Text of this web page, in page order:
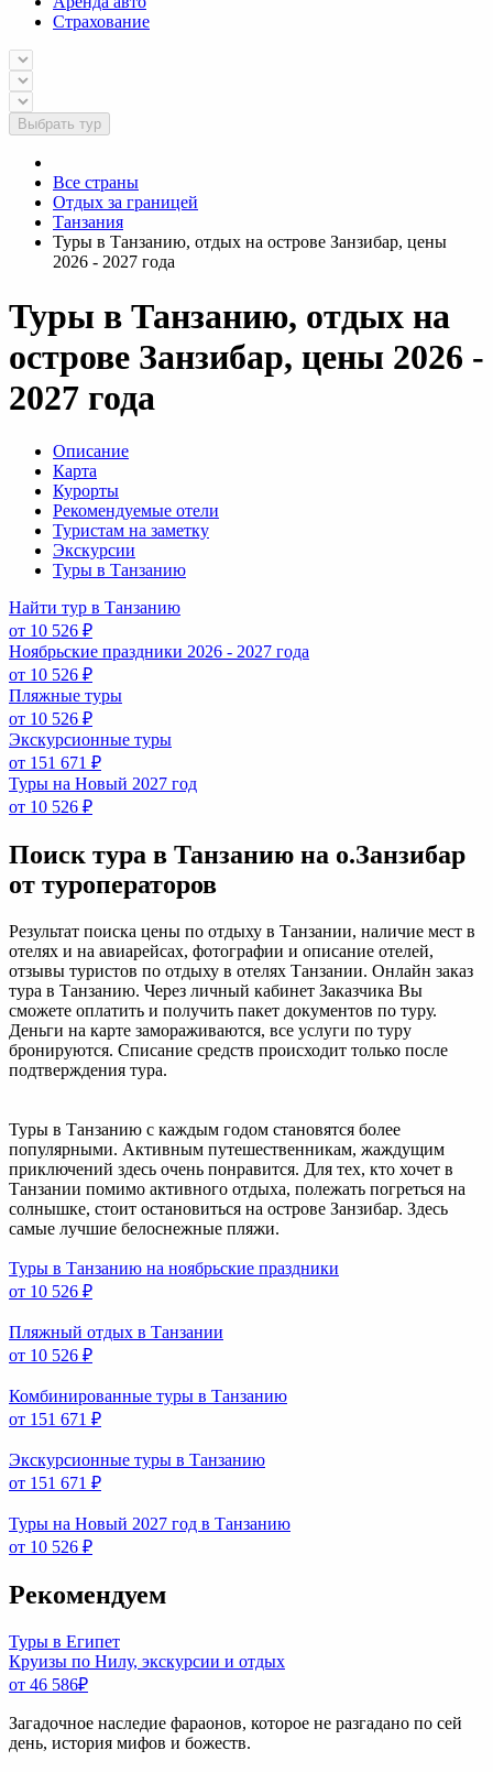
Страхование
Выбрать тур
Все страны
Отдых за границей
Танзания
Туры в Танзанию, отдых на острове Занзибар, цены
2026 - 2027 года
Туры в Танзанию, отдых на
острове Занзибар, цены 2026 -
2027 года
Описание
Карта
Курорты
Рекомендуемые отели
Туристам на заметку
Экскурсии
Туры в Танзанию
Найти тур в Танзанию
от 10 526 ₽
Ноябрьские праздники 2026 - 2027 года
от 10 526 ₽
Пляжные туры
от 10 526 ₽
Экскурсионные туры
от 151 671 ₽
Туры на Новый 2027 год
от 10 526 ₽
Поиск тура в Танзанию на о.Занзибар
от туроператоров
Результат поиска цены по отдыху в Танзании, наличие мест в
отелях и на авиарейсах, фотографии и описание отелей,
отзывы туристов по отдыху в отелях Танзании. Онлайн заказ
тура в Танзанию. Через личный кабинет Заказчика Вы
сможете оплатить и получить пакет документов по туру.
Деньги на карте замораживаются, все услуги по туру
бронируются. Списание средств происходит только после
подтверждения тура.
Туры в Танзанию с каждым годом становятся более
популярными. Активным путешественникам, жаждущим
приключений здесь очень понравится. Для тех, кто хочет в
Танзании помимо активного отдыха, полежать погреться на
солнышке, стоит остановиться на острове Занзибар. Здесь
самые лучшие белоснежные пляжи.
Туры в Танзанию на ноябрьские праздники
от 10 526 ₽
Пляжный отдых в Танзании
от 10 526 ₽
Комбинированные туры в Танзанию
от 151 671 ₽
Экскурсионные туры в Танзанию
от 151 671 ₽
Туры на Новый 2027 год в Танзанию
от 10 526 ₽
Рекомендуем
Туры в Египет
Круизы по Нилу, экскурсии и отдых
от 46 586₽
Загадочное наследие фараонов, которое не разгадано по сей
день, история мифов и божеств.